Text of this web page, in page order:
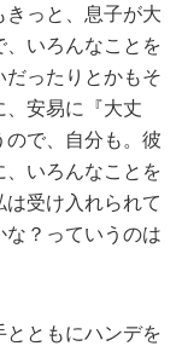
っと、息子が大
いろんなことを
ったりとかもそ
、安易に『大丈
で、自分も。彼
いろんなことを
受け入れられて
？っていうのは
ともにハンデを